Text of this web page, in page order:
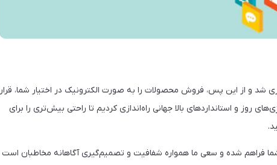
شد و از این پس، فروش محصولات را به صورت الکترونیک در اختیار شما، قرار
روز و استانداردهای بالا جهانی راه‌اندازی کردیم تا راحتی بیش‌تری را برای
فراهم شده و سعی ما همواره شفافیت و تصمیم‌گیری آگاهانه مخاطبان است